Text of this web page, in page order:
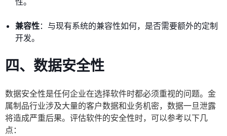
兼容性：与现有系统的兼容性如何，是否需要额外的定制
开发。
四、数据安全性
数据安全性是任何企业在选择软件时都必须重视的问题。金
属制品行业涉及大量的客户数据和业务机密，数据一旦泄露
将造成严重后果。评估软件的安全性时，可以参考以下几
点：